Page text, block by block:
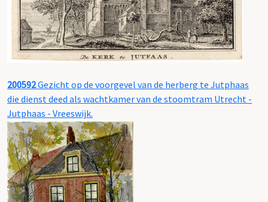
200592Gezicht op de voorgevel van de herberg te Jutphaas
die dienst deed als wachtkamer van de stoomtram Utrecht -
Jutphaas - Vreeswijk.